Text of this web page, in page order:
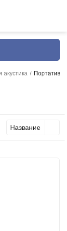
акустика /
Название